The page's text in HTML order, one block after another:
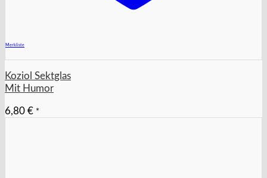
Merkliste
Koziol Sektglas
Mit Humor
6,80 € *